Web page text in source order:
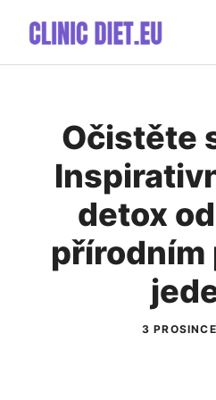
obsah
Očistěte
detox
přírodním
3